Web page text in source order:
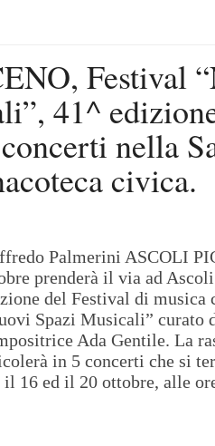
Festival
41^
nella
civica.
Palmerini ASCOLI
prenderà il via ad
del Festival di musica
Spazi Musicali” curato
Ada Gentile. La
in 5 concerti che si
il 16 ed il 20 ottobre, alle